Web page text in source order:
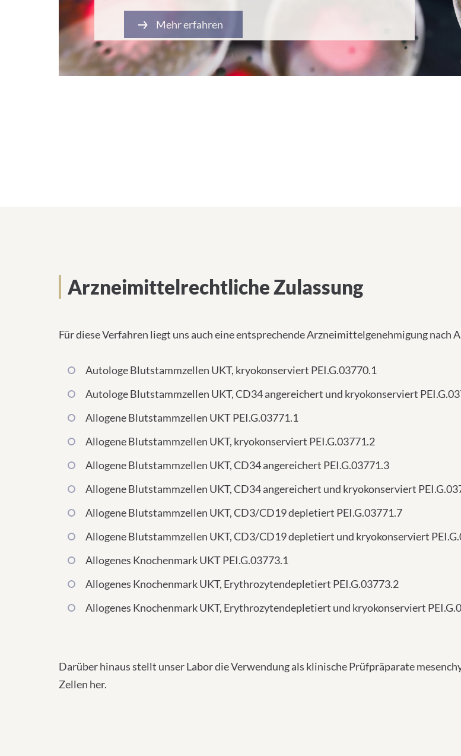
Mehr erfahren
Arzneimittelrechtliche Zulassung
Für diese Verfahren liegt uns auch eine entsprechende Arzneimittelgenehmigung nach
Autologe Blutstammzellen UKT, kryokonserviert PEI.G.03770.1
Autologe Blutstammzellen UKT, CD34 angereichert und kryokonserviert
Allogene Blutstammzellen UKT PEI.G.03771.1
Allogene Blutstammzellen UKT, kryokonserviert PEI.G.03771.2
Allogene Blutstammzellen UKT, CD34 angereichert PEI.G.03771.3
Allogene Blutstammzellen UKT, CD34 angereichert und kryokonserviert
Allogene Blutstammzellen UKT, CD3/CD19 depletiert PEI.G.03771.7
Allogene Blutstammzellen UKT, CD3/CD19 depletiert und kryokonserviert
Allogenes Knochenmark UKT PEI.G.03773.1
Allogenes Knochenmark UKT, Erythrozytendepletiert PEI.G.03773.2
Allogenes Knochenmark UKT, Erythrozytendepletiert und kryokonserviert
Darüber hinaus stellt unser Labor die Verwendung als klinische Prüfpräparate
Zellen her.